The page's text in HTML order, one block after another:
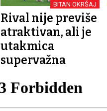
BITAN OKRŠAJ
Rival nije previše
atraktivan, ali je
utakmica
supervažna